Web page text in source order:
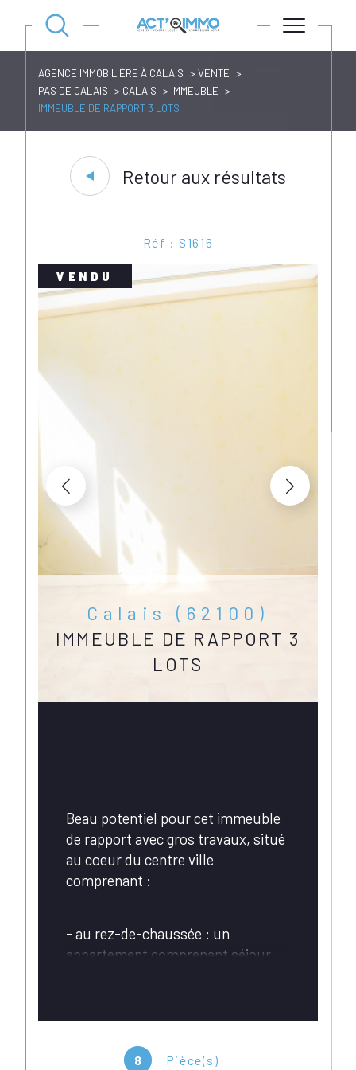
AGENCE IMMOBILIÈRE À CALAIS
VENTE
PAS DE CALAIS
CALAIS
IMMEUBLE
IMMEUBLE DE RAPPORT 3 LOTS
Retour aux résultats
Réf : S1616
VENDU
Calais (62100)
IMMEUBLE DE RAPPORT 3
LOTS
8 Pièce(s)
Beau potentiel pour cet immeuble
de rapport avec gros travaux, situé
au coeur du centre ville
comprenant :
- au rez-de-chaussée : un
appartement comprenant séjour,
- au 1er étage : un appartement